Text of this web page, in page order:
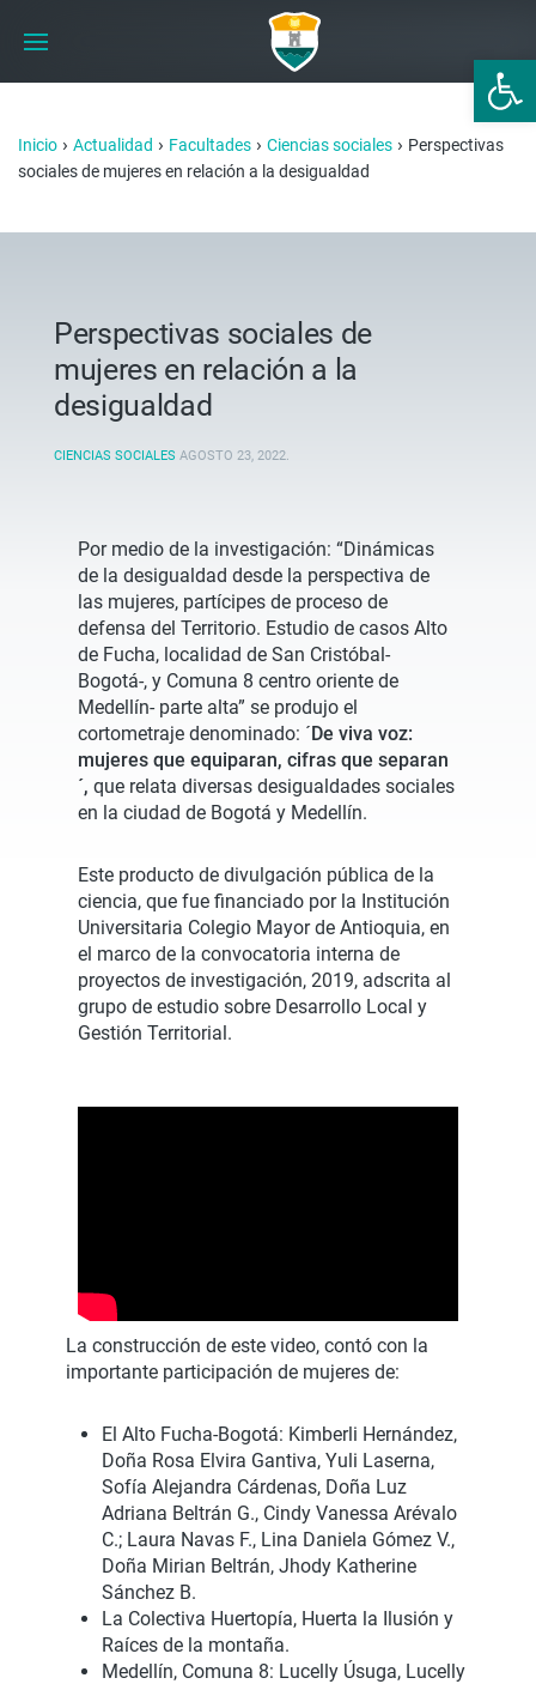
Abrir
Inicio › Actualidad › Facultades › Ciencias sociales › Perspectivas
sociales de mujeres en relación a la desigualdad
Perspectivas sociales de
mujeres en relación a la
desigualdad
CIENCIAS SOCIALES AGOSTO 23, 2022.
Por medio de la investigación: “Dinámicas
de la desigualdad desde la perspectiva de
las mujeres, partícipes de proceso de
defensa del Territorio. Estudio de casos Alto
de Fucha, localidad de San Cristóbal-
Bogotá-, y Comuna 8 centro oriente de
Medellín- parte alta” se produjo el
cortometraje denominado: ´De viva voz:
mujeres que equiparan, cifras que separan
´, que relata diversas desigualdades sociales
en la ciudad de Bogotá y Medellín.
Este producto de divulgación pública de la
ciencia, que fue financiado por la Institución
Universitaria Colegio Mayor de Antioquia, en
el marco de la convocatoria interna de
proyectos de investigación, 2019, adscrita al
grupo de estudio sobre Desarrollo Local y
Gestión Territorial.
La construcción de este video, contó con la
importante participación de mujeres de:
El Alto Fucha-Bogotá: Kimberli Hernández,
Doña Rosa Elvira Gantiva, Yuli Laserna,
Sofía Alejandra Cárdenas, Doña Luz
Adriana Beltrán G., Cindy Vanessa Arévalo
C.; Laura Navas F., Lina Daniela Gómez V.,
Doña Mirian Beltrán, Jhody Katherine
Sánchez B.
La Colectiva Huertopía, Huerta la Ilusión y
Raíces de la montaña.
Medellín, Comuna 8: Lucelly Úsuga, Lucelly